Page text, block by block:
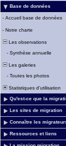
Base de données
- Accueil base de données
- Notre charte
Les observations
- Synthèse annuelle
Les galeries
- Toutes les photos
Statistiques d'utilisation
Qu'est-ce que la
Les sites de migration
Connaître les
Ressources et liens